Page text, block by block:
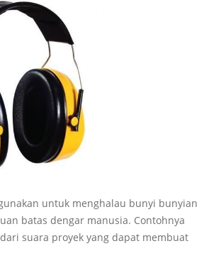
untuk menghalau bunyi bunyian
batas dengar manusia. Contohnya
suara proyek yang dapat membuat